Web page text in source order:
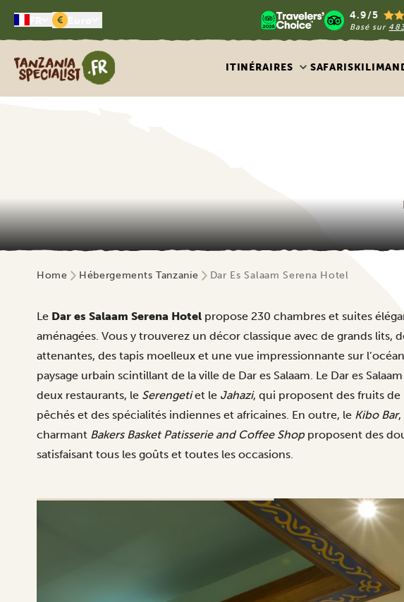
€ 4.9/5
Basé sur
Tanzania Specialist
ITINÉRAIRES SAFARIS
Home Hébergements Tanzanie Dar Es Salaam Serena Hotel
Le Dar es Salaam Serena Hotel propose 230 chambres et suites
aménagées. Vous y trouverez un décor classique avec de grands lits,
attenantes, des tapis moelleux et une vue impressionnante sur
paysage urbain scintillant de la ville de Dar es Salaam. Le Dar es
deux restaurants, le Serengetiet le Jahazi, qui proposent des fruits
pêchés et des spécialités indiennes et africaines. En outre, le Kibo Bar,
charmant Bakers Basket Patisserie and Coffee Shop proposent des
satisfaisant tous les goûts et toutes les occasions.